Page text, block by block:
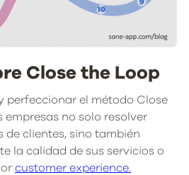
Close the Loop
perfeccionar el método Close
empresas no solo resolver
de clientes, sino también
la calidad de sus servicios o
customer experience.